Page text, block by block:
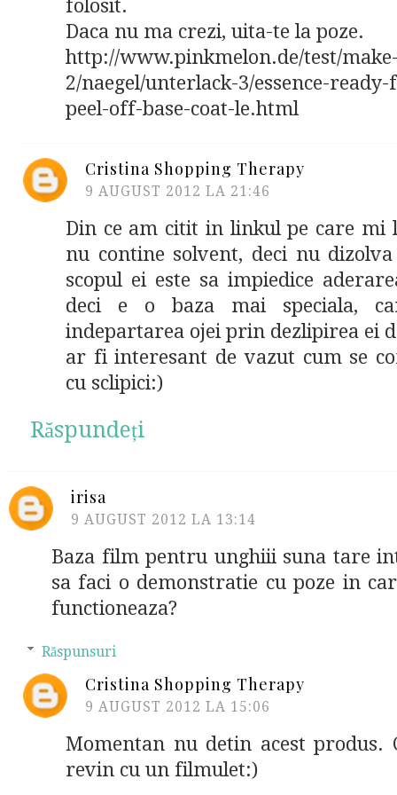
folosit.
Daca nu ma crezi, uita-te la poze.
http://www.pinkmelon.de/test/
2/naegel/unterlack-3/essence-
peel-off-base-coat-le.html
Cristina Shopping Therapy
9 AUGUST 2012 LA 21:46
Din ce am citit in linkul pe care mi
nu contine solvent, deci nu
scopul ei este sa impiedice
deci e o baza mai speciala,
indepartarea ojei prin dezlipirea ei
ar fi interesant de vazut cum se
cu sclipici:)
Răspundeți
irisa
9 AUGUST 2012 LA 13:14
Baza film pentru unghiii suna tare
sa faci o demonstratie cu poze in
functioneaza?
Răspunsuri
Cristina Shopping Therapy
9 AUGUST 2012 LA 15:06
Momentan nu detin acest produs.
revin cu un filmulet:)